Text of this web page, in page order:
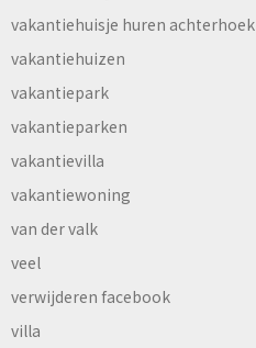
vakantiehuisje huren achterhoek
vakantiehuizen
vakantiepark
vakantieparken
vakantievilla
vakantiewoning
van der valk
veel
verwijderen facebook
villa